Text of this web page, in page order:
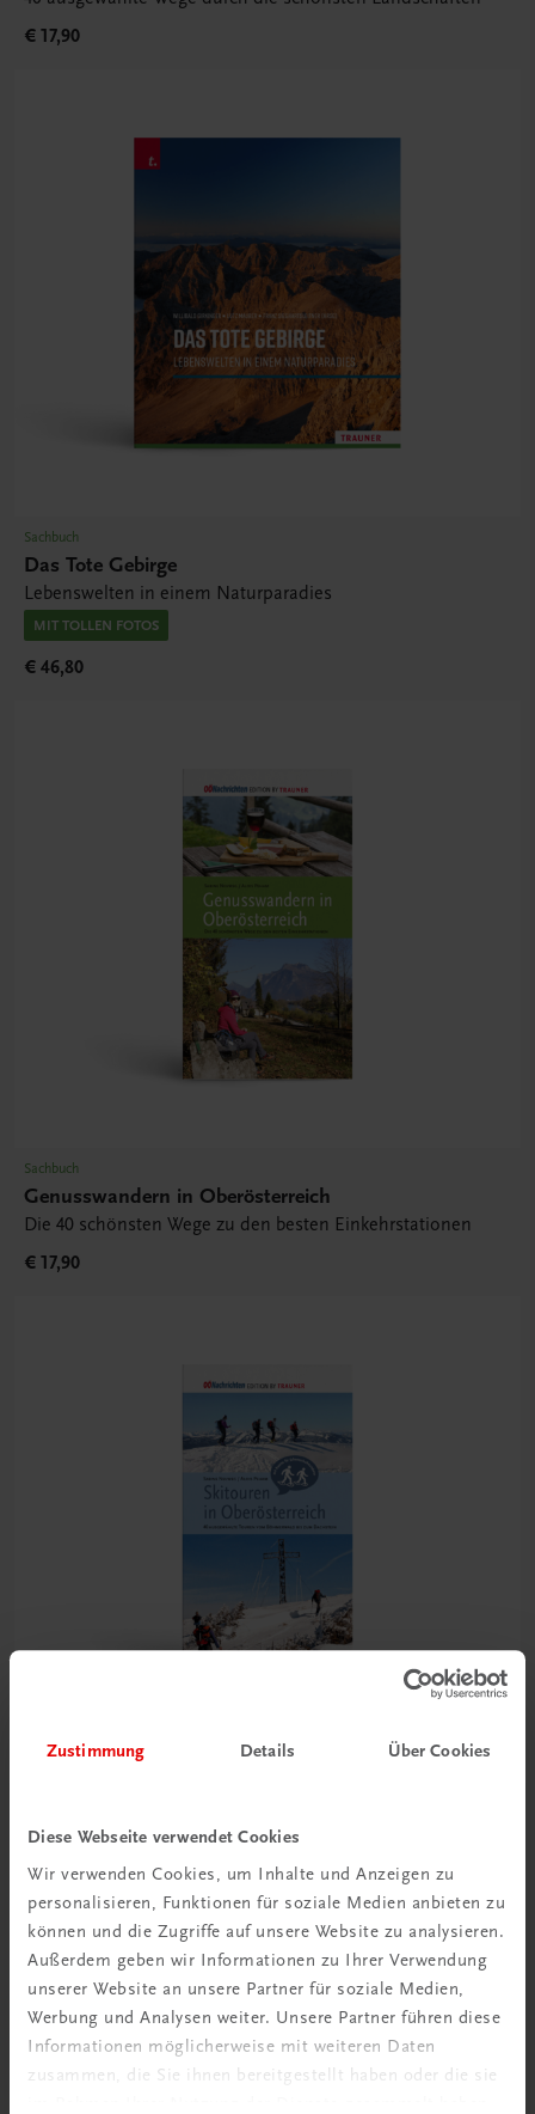
Zustimmung Details Über Cookies
Diese Webseite verwendet Cookies
Wir verwenden Cookies, um Inhalte und Anzeigen zu
personalisieren, Funktionen für soziale Medien anbieten zu
können und die Zugriffe auf unsere Website zu analysieren.
Außerdem geben wir Informationen zu Ihrer Verwendung
unserer Website an unsere Partner für soziale Medien,
Werbung und Analysen weiter. Unsere Partner führen diese
Informationen möglicherweise mit weiteren Daten
zusammen, die Sie ihnen bereitgestellt haben oder die sie
€ 17,90
Sachbuch
Das Tote Gebirge
Lebenswelten in einem Naturparadies
MIT TOLLEN FOTOS
€ 46,80
Sachbuch
Genusswandern in Oberösterreich
Die 40 schönsten Wege zu den besten Einkehrstationen
€ 17,90